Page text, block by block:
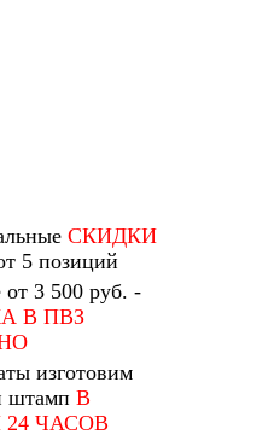
СКИДКИ
5 позиций
от 3 500 руб. -
В ПВЗ
изготовим
штамп В
ЧАСОВ